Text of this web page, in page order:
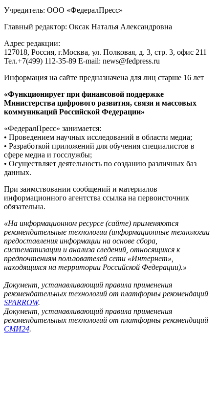
Учредитель: ООО «ФедералПресс»
Главный редактор: Оксак Наталья Александровна
Адрес редакции:
127018, Россия, г.Москва, ул. Полковая, д. 3, стр. 3, офис 211
Тел.+7(499) 112-35-89 E-mail: news@fedpress.ru
Информация на сайте предназначена для лиц старше 16 лет
«Функционирует при финансовой поддержке
Министерства цифрового развития, связи и массовых
коммуникаций Российской Федерации»
«ФедералПресс» занимается:
• Проведением научных исследований в области медиа;
• Разработкой приложений для обучения специалистов в
сфере медиа и госслужбы;
• Осуществляет деятельность по созданию различных баз
данных.
При заимствовании сообщений и материалов
информационного агентства ссылка на первоисточник
обязательна.
«На информационном ресурсе (сайте) применяются
рекомендательные технологии (информационные технологии
предоставления информации на основе сбора,
систематизации и анализа сведений, относящихся к
предпочтениям пользователей сети «Интернет»,
находящихся на территории Российской Федерации).»
Документ, устанавливающий правила применения
рекомендательных технологий от платформы рекомендаций
SPARROW.
Документ, устанавливающий правила применения
рекомендательных технологий от платформы рекомендаций
СМИ24.